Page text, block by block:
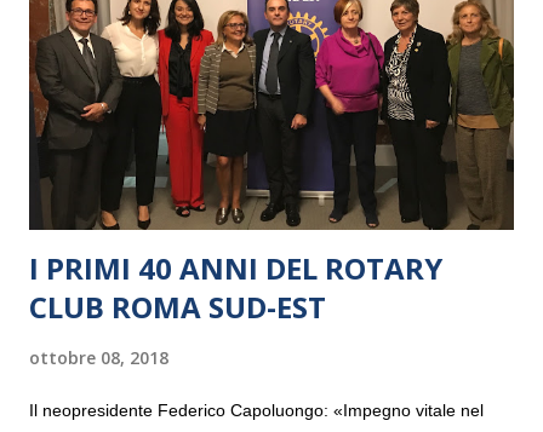
I PRIMI 40 ANNI DEL ROTARY
CLUB ROMA SUD-EST
ottobre 08, 2018
Il neopresidente Federico Capoluongo: «Impegno vitale nel